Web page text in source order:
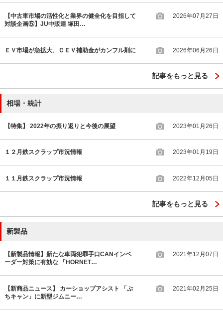
【中古車市場の活性化と業界の健全化を目指して
対談企画⑤】JU中販連 塚田…
2026年07月27日
ＥＶ市場が急拡大、ＣＥＶ補助金がカンフル剤に 2026年06月26日
記事をもっと見る
相場・統計
【特集】 2022年の振り返りと今後の展望 2023年01月26日
１２月鉄スクラップ市況情報 2023年01月19日
１１月鉄スクラップ市況情報 2022年12月05日
記事をもっと見る
新製品
【新製品情報】新たな車両犯罪手口CANインベ
ーダー対策に有効な 「HORNET…
2021年12月07日
【新商品ニュース】 カーショップアシスト 「ぷ
ちキャン」に新型ジムニー…
2021年02月25日